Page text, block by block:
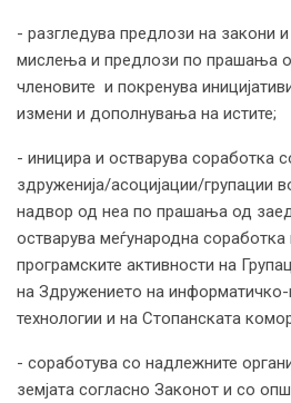
- разгледува предлози на закони
мислења и предлози по прашања
членовите и покренува
измени и дополнувања на истите;
- иницира и остварува соработка
здруженија/асоцијации/групации
надвор од неа по прашања од
остварува меѓународна
програмските активности на
на Здружението на информатичко-
технологии и на Стопанската
- соработува со надлежните
земјата согласно Законот и со